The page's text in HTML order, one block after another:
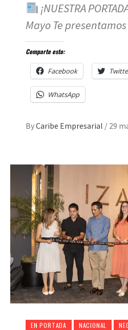
¡NUESTRA
Mayo Te
Comparte esto:
Facebook
WhatsApp
ByCaribe Empresarial / 29
EN PORTADA NACIONAL